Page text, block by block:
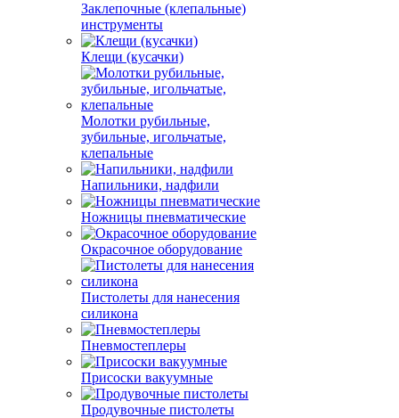
Заклепочные (клепальные)
инструменты
Клещи (кусачки)
Молотки рубильные,
зубильные, игольчатые,
клепальные
Напильники, надфили
Ножницы пневматические
Окрасочное оборудование
Пистолеты для нанесения
силикона
Пневмостеплеры
Присоски вакуумные
Продувочные пистолеты